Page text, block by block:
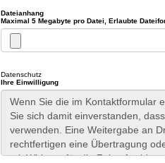
Dateianhang
Maximal 5 Megabyte pro Datei, Erlaubte
Datenschutz
Ihre Einwilligung